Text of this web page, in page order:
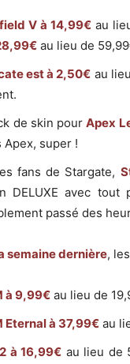
V à 14,99€ au
au lieu de
est à 2,50€ au
de skin pourApex
Apex, super !
fans de Stargate,
DELUXE avec
passé des
semaine dernière,
à 9,99€ au lieu de
Eternal à 37,99€ au
2 à 16,99€ au lieu de